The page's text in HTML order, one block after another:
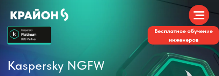
Kaspersky NGFW
Бесплатное обучение
инженеров